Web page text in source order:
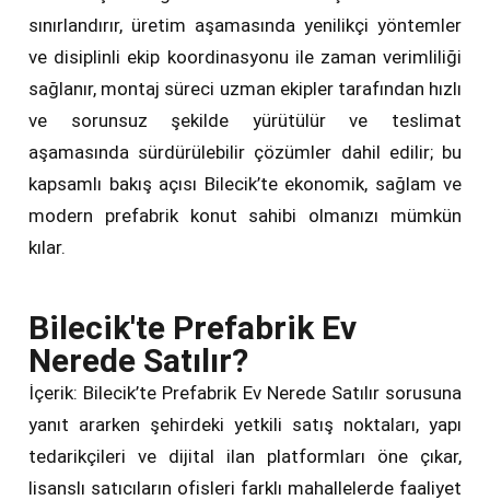
sınırlandırır, üretim aşamasında yenilikçi yöntemler
ve disiplinli ekip koordinasyonu ile zaman verimliliği
sağlanır, montaj süreci uzman ekipler tarafından hızlı
ve sorunsuz şekilde yürütülür ve teslimat
aşamasında sürdürülebilir çözümler dahil edilir; bu
kapsamlı bakış açısı Bilecik’te ekonomik, sağlam ve
modern prefabrik konut sahibi olmanızı mümkün
kılar.
Bilecik'te Prefabrik Ev
Nerede Satılır?
İçerik: Bilecik’te Prefabrik Ev Nerede Satılır sorusuna
yanıt ararken şehirdeki yetkili satış noktaları, yapı
tedarikçileri ve dijital ilan platformları öne çıkar,
lisanslı satıcıların ofisleri farklı mahallelerde faaliyet